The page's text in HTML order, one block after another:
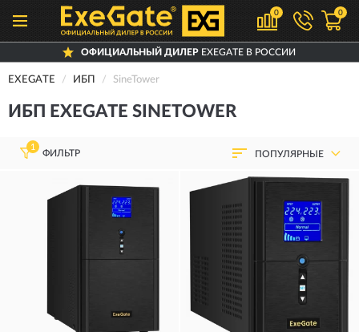
0 0
ОФИЦИАЛЬНЫЙ ДИЛЕРEXEGATE В РОССИИ
EXEGATE ИБП SineTower
ИБП EXEGATE SINETOWER
1
ФИЛЬТР ПОПУЛЯРНЫЕ